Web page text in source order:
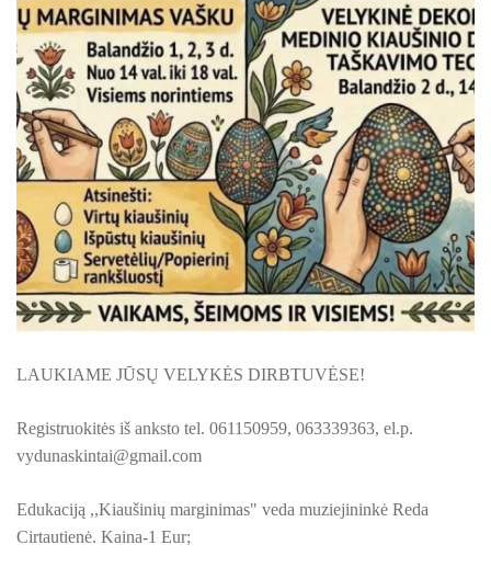
ŠILUTĖS ŽRVVG ,,ŽUVĖJŲ KRAŠTAS" PROJEKTAS 2025/
KULTŪROS MINISTERIJOS PROJEKTAS ''KODAS:
KPD PROJEKTAS ,,MAŽOSIOS LIETUVOS MOKYKLA-
KPD PROJEKTAS ,,MAŽOSIOS LIETUVOS MOKYKLA-
KPD PROJEKTAS ,,MAŽOSIOS LIETUVOS MOKYKLA-
KPD PROJEKTAS ,,MAŽOSIOS LIETUVOS MOKYKLA-
KPD PROJEKTAS ,,MAŽOSIOS LIETUVOS MOKYKLA-
PROJEKTAS ,,KULTŪROS SKŪNĖ". Keramikos dirbtuvėse-
PROJEKTAS ,,KULTŪROS SKŪNĖ". Keramikos dirbtuvių
LAUKIAME JŪSŲ VELYKĖS DIRBTUVĖSE!
Registruokitės iš anksto tel. 061150959, 063339363, el.p.
vydunaskintai@gmail.com
Edukaciją ,,Kiaušinių marginimas" veda muziejininkė Reda
Cirtautienė. Kaina-1 Eur;